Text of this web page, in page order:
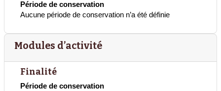
Période de conservation
Aucune période de conservation n’a été définie
Modules d’activité
Finalité
Période de conservation